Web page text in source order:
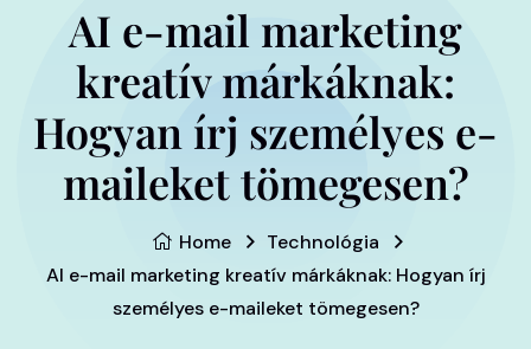
AI e-mail marketing
kreatív márkáknak:
Hogyan írj személyes e-
maileket tömegesen?
Home
Technológia
AI e-mail marketing kreatív márkáknak: Hogyan írj
személyes e-maileket tömegesen?